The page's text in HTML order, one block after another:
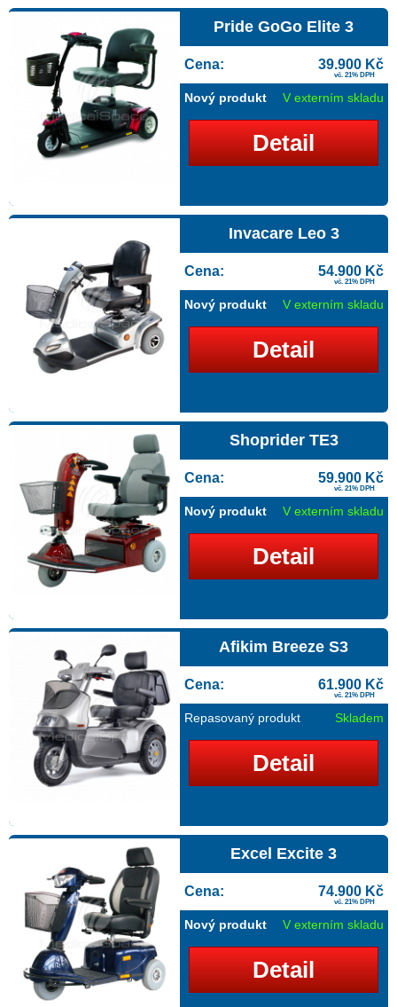
Pride GoGo Elite 3
Cena: 39.900 Kč
vč. 21% DPH
Nový produkt V externím skladu
Detail
Invacare Leo 3
Cena: 54.900 Kč
vč. 21% DPH
Nový produkt V externím skladu
Detail
Shoprider TE3
Cena: 59.900 Kč
vč. 21% DPH
Nový produkt V externím skladu
Detail
Afikim Breeze S3
Cena: 61.900 Kč
vč. 21% DPH
Repasovaný produkt Skladem
Detail
Excel Excite 3
Cena: 74.900 Kč
vč. 21% DPH
Nový produkt V externím skladu
Detail